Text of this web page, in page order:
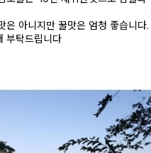
은 아니지만 꿀맛은 엄청 좋습니다.
부탁드립니다